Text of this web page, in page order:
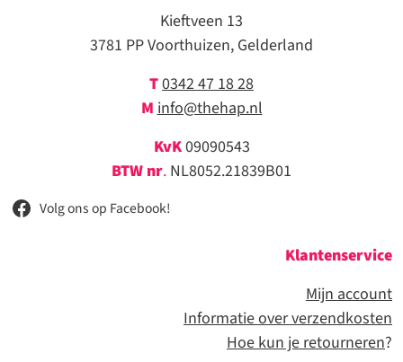
Kieftveen 13
3781 PP Voorthuizen, Gelderland
T0342 47 18 28
Minfo@thehap.nl
KvK09090543
BTW nr. NL8052.21839B01
Volg ons op Facebook!
Klantenservice
Mijn account
Informatie over verzendkosten
Hoe kun je retourneren?